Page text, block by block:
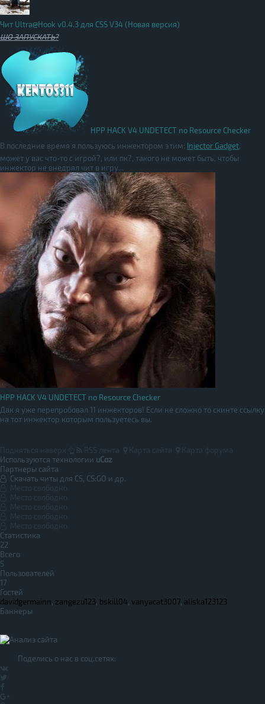
Чит Ultra@Hook v0.4.3 для CSS V34 (Новая версия)
ШО ЗАПУСКАТЬ?
HPP HACK V4 UNDETECT no Resource Checker
В последние время я пользуюсь инжектором этим: Injector Gadget,
может у вас что-то с игрой?, или пк?, такого не может быть, чтобы
инжектор не внедрял чит в игру...
HPP HACK V4 UNDETECT no Resource Checker
Дак я уже перепробовал 11 инжекторов! Если не сложно то скинте ссылку
на тот инжектор которым пользуетесь вы.
Используются технологии uCoz
Партнеры сайта
Скачать читы для CS, CS:GO и др.
Статистика
22
Всего
5
Пользователей
17
Гостей
davidgermainn, zangezu123, bskill04, vanyacat3007, aliska123123
Баннеры
Поделись о нас в соц.сетях: